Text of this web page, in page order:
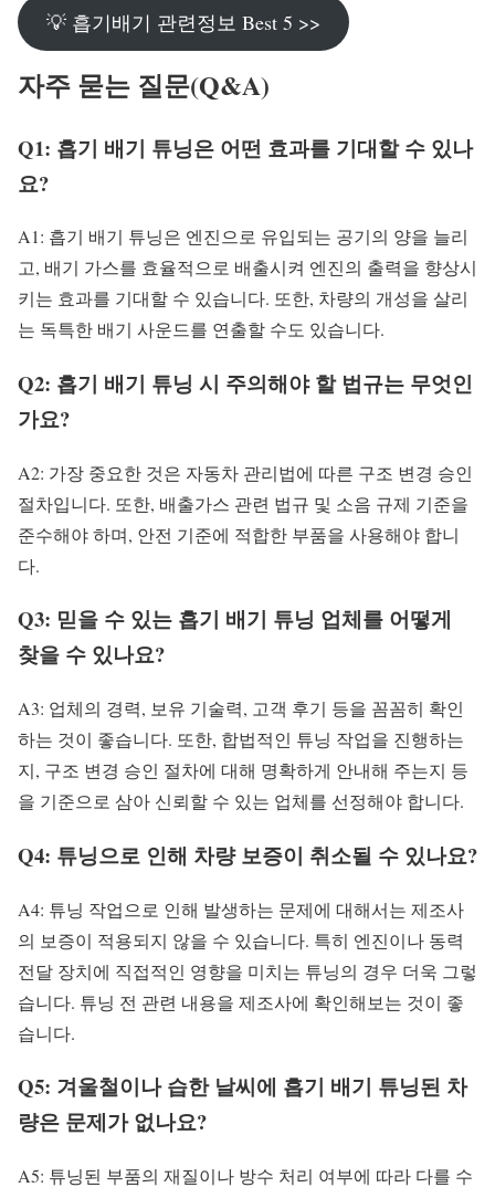
💡 흡기배기 관련정보 Best 5 >>
자주 묻는 질문(Q&A)
Q1: 흡기 배기 튜닝은 어떤 효과를 기대할 수 있나
요?
A1: 흡기 배기 튜닝은 엔진으로 유입되는 공기의 양을 늘리
고, 배기 가스를 효율적으로 배출시켜 엔진의 출력을 향상시
키는 효과를 기대할 수 있습니다. 또한, 차량의 개성을 살리
는 독특한 배기 사운드를 연출할 수도 있습니다.
Q2: 흡기 배기 튜닝 시 주의해야 할 법규는 무엇인
가요?
A2: 가장 중요한 것은 자동차 관리법에 따른 구조 변경 승인
절차입니다. 또한, 배출가스 관련 법규 및 소음 규제 기준을
준수해야 하며, 안전 기준에 적합한 부품을 사용해야 합니
다.
Q3: 믿을 수 있는 흡기 배기 튜닝 업체를 어떻게
찾을 수 있나요?
A3: 업체의 경력, 보유 기술력, 고객 후기 등을 꼼꼼히 확인
하는 것이 좋습니다. 또한, 합법적인 튜닝 작업을 진행하는
지, 구조 변경 승인 절차에 대해 명확하게 안내해 주는지 등
을 기준으로 삼아 신뢰할 수 있는 업체를 선정해야 합니다.
Q4: 튜닝으로 인해 차량 보증이 취소될 수 있나요?
A4: 튜닝 작업으로 인해 발생하는 문제에 대해서는 제조사
의 보증이 적용되지 않을 수 있습니다. 특히 엔진이나 동력
전달 장치에 직접적인 영향을 미치는 튜닝의 경우 더욱 그렇
습니다. 튜닝 전 관련 내용을 제조사에 확인해보는 것이 좋
습니다.
Q5: 겨울철이나 습한 날씨에 흡기 배기 튜닝된 차
량은 문제가 없나요?
A5: 튜닝된 부품의 재질이나 방수 처리 여부에 따라 다를 수